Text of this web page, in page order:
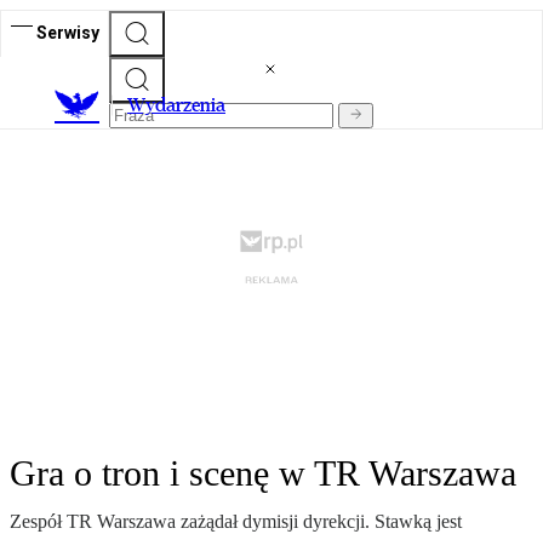
Serwisy
Wydarzenia
Gra o tron i scenę w TR Warszawa
Zespół TR Warszawa zażądał dymisji dyrekcji. Stawką jest